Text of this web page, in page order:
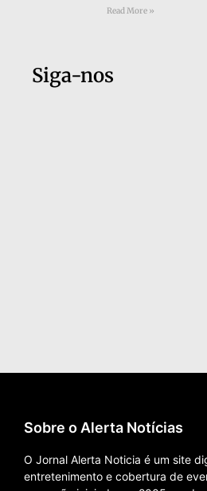
Read More »
Siga-nos
Sobre o Alerta Notícias
O Jornal Alerta Noticia é um site
entretenimento e cobertura de